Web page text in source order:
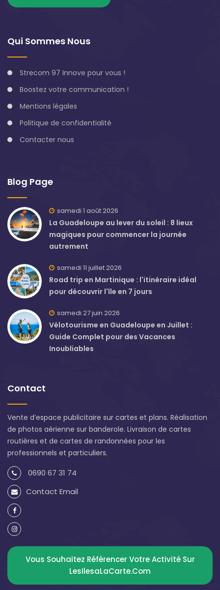
Qui Sommes Nous
Strecom 97 Innove pour vous !
Boostez votre communication !
Mentions légales
Politique de confidentialité
Contacter nous
Blog Page
samedi 1 août 2026
La Guadeloupe au lever du soleil : 8 lieux
magiques pour commencer la journée
autrement
samedi 11 juillet 2026
Road trip en Martinique : l'itinéraire idéal
pour découvrir l'île en 7 jours
samedi 27 juin 2026
Vélotourisme en Guadeloupe en Juillet :
Guide Complet pour des Vacances
Inoubliables
Contact
Vente d’espace publicitaire sur cartes et plans. Réalisation
de photos aérienne sur banderole. Livraison de cartes
routières et de cartes de randonnées pour les
professionnels et particuliers.
0690 67 31 74
Contact Email
Vous Souhaitez Référencer Votre Activité Sur
LesIlesaLaCarte.com